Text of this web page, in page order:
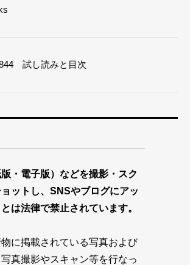
試し読みと目次
・電子版）などを撮影・スク
ョットし、SNSやブログにアッ
は法律で禁止されています。
に掲載されている写真および
真撮影やスキャン等を行なっ